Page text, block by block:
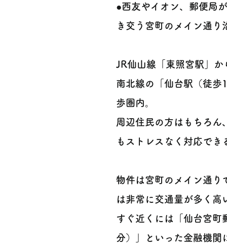
●西友やイオン、郵便局
き交う宮町のメイン通り
JR仙山線「東照宮駅」
南北線の「仙台駅（徒歩
歩圏内。
周辺住民の方はもちろん
もストレスなく対応でき
物件は宮町のメイン通り
は非常に交通量が多く高
すぐ近くには「仙台宮町
分）」といった金融機関